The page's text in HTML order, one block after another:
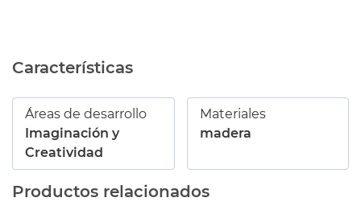
Características
Áreas de desarrollo
Imaginación y
Creatividad
Materiales
madera
Productos relacionados